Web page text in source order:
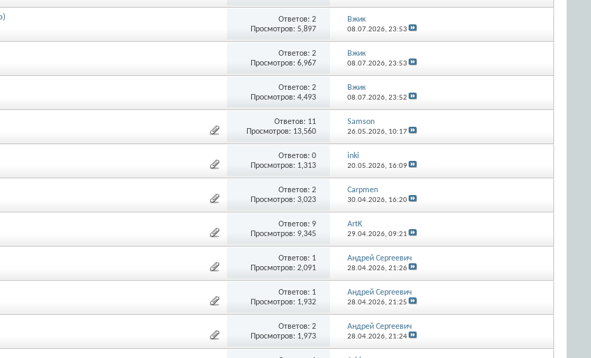
Ответов:2
Просмотров: 5,897
Вжик
08.07.2026, 23:53
Ответов:2
Просмотров: 6,967
Вжик
08.07.2026, 23:53
Ответов:2
Просмотров: 4,493
Вжик
08.07.2026, 23:52
Ответов: 11
Просмотров: 13,560
Samson
26.05.2026, 10:17
Ответов:0
Просмотров: 1,313
inki
20.05.2026, 16:09
Ответов:2
Просмотров: 3,023
Carpmen
30.04.2026, 16:20
Ответов:9
Просмотров: 9,345
ArtK
29.04.2026, 09:21
Ответов: 1
Просмотров: 2,091
Андрей Сергеевич
28.04.2026, 21:26
Ответов: 1
Просмотров: 1,932
Андрей Сергеевич
28.04.2026, 21:25
Ответов:2
Просмотров: 1,973
Андрей Сергеевич
28.04.2026, 21:24